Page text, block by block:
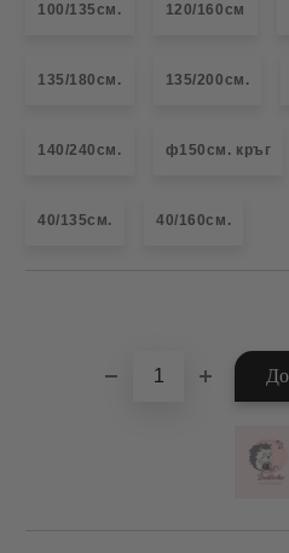
100/135см. 120/160см
135/180см. 135/200см.
140/240см. ф150см. кръг
40/135см. 40/160см.